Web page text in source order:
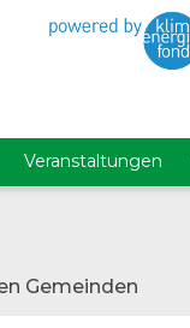
Veranstaltungen
Gemeinden